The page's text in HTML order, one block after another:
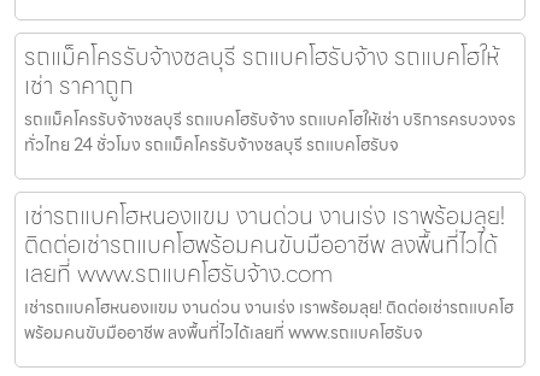
รถแม็คโครรับจ้างชลบุรี รถแบคโฮรับจ้าง รถแบคโฮให้
เช่า ราคาถูก
รถแม็คโครรับจ้างชลบุรี รถแบคโฮรับจ้าง รถแบคโฮให้เช่า บริการครบวงจร
ทั่วไทย 24 ชั่วโมง รถแม็คโครรับจ้างชลบุรี รถแบคโฮรับจ
เช่ารถแบคโฮหนองแขม งานด่วน งานเร่ง เราพร้อมลุย!
ติดต่อเช่ารถแบคโฮพร้อมคนขับมืออาชีพ ลงพื้นที่ไวได้
เลยที่ www.รถแบคโฮรับจ้าง.com
เช่ารถแบคโฮหนองแขม งานด่วน งานเร่ง เราพร้อมลุย! ติดต่อเช่ารถแบคโฮ
พร้อมคนขับมืออาชีพ ลงพื้นที่ไวได้เลยที่ www.รถแบคโฮรับจ